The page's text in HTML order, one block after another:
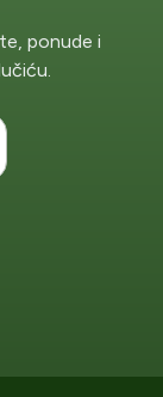
ponude i